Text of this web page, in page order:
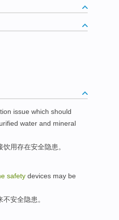
issue which should
water and mineral
饮用存在安全隐患。
safety devices may be
不安全隐患。